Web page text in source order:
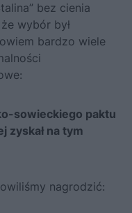
” bez cienia
wybór był
bardzo wiele
sowieckiego paktu
zyskał na tym
nagrodzić: